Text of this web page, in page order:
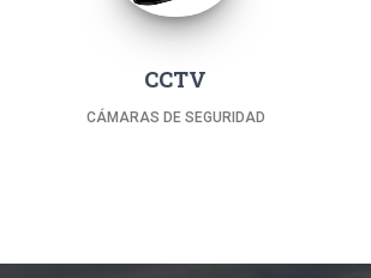
CCTV
CÁMARAS DE SEGURIDAD